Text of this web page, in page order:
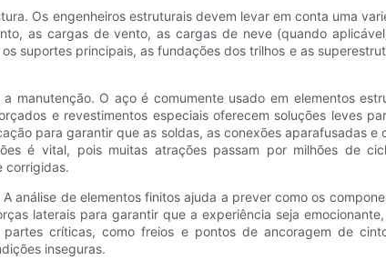
Os engenheiros estruturais devem levar em conta uma
as cargas de vento, as cargas de neve (quando
suportes principais, as fundações dos trilhos e as
O aço é comumente usado em elementos
e revestimentos especiais oferecem soluções leves
para garantir que as soldas, as conexões aparafusadas
é vital, pois muitas atrações passam por milhões de
corrigidas.
análise de elementos finitos ajuda a prever como os
laterais para garantir que a experiência seja
críticas, como freios e pontos de ancoragem de
inseguras.